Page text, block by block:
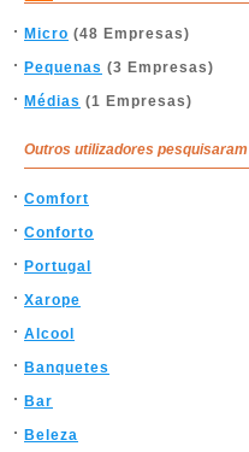
Micro (48 Empresas)
Pequenas (3 Empresas)
Médias (1 Empresas)
Outros utilizadores pesquisaram
Comfort
Conforto
Portugal
Xarope
Alcool
Banquetes
Bar
Beleza